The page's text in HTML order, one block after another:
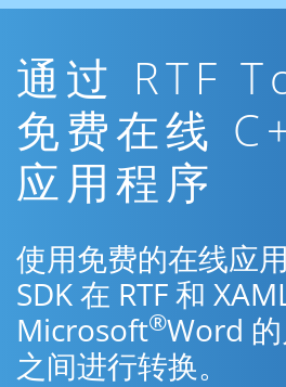
通过 RTF
免费在线
应用程序
使用免费的在线应
SDK 在 RTF 和
Microsoft®Word
之间进行转换。